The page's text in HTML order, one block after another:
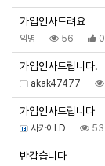
가입인사드려요
익명 56 0
가입인사드립니다.
akak47477
가입인사드립니다
사카이LD 53
반갑습니다